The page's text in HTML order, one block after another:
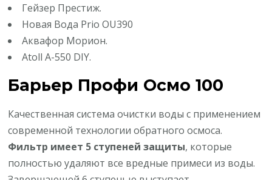
Гейзер Престиж.
Новая Вода Prio OU390
Аквафор Морион.
Atoll A-550 DIY.
Барьер Профи Осмо 100
Качественная система очистки воды с применением
современной технологии обратного осмоса.
Фильтр имеет 5 ступеней защиты, которые
полностью удаляют все вредные примеси из воды.